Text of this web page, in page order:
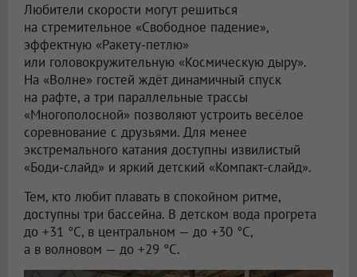
Любители скорости могут решиться
на стремительное «Свободное падение»,
эффектную «Ракету-петлю»
или головокружительную «Космическую дыру».
На «Волне» гостей ждёт динамичный спуск
на рафте, а три параллельные трассы
«Многополосной» позволяют устроить весёлое
соревнование с друзьями. Для менее
экстремального катания доступны извилистый
«Боди-слайд» и яркий детский «Компакт-слайд».
Тем, кто любит плавать в спокойном ритме,
доступны три бассейна. В детском вода прогрета
до +31 °C, в центральном — до +30 °C,
а в волновом — до +29 °C.